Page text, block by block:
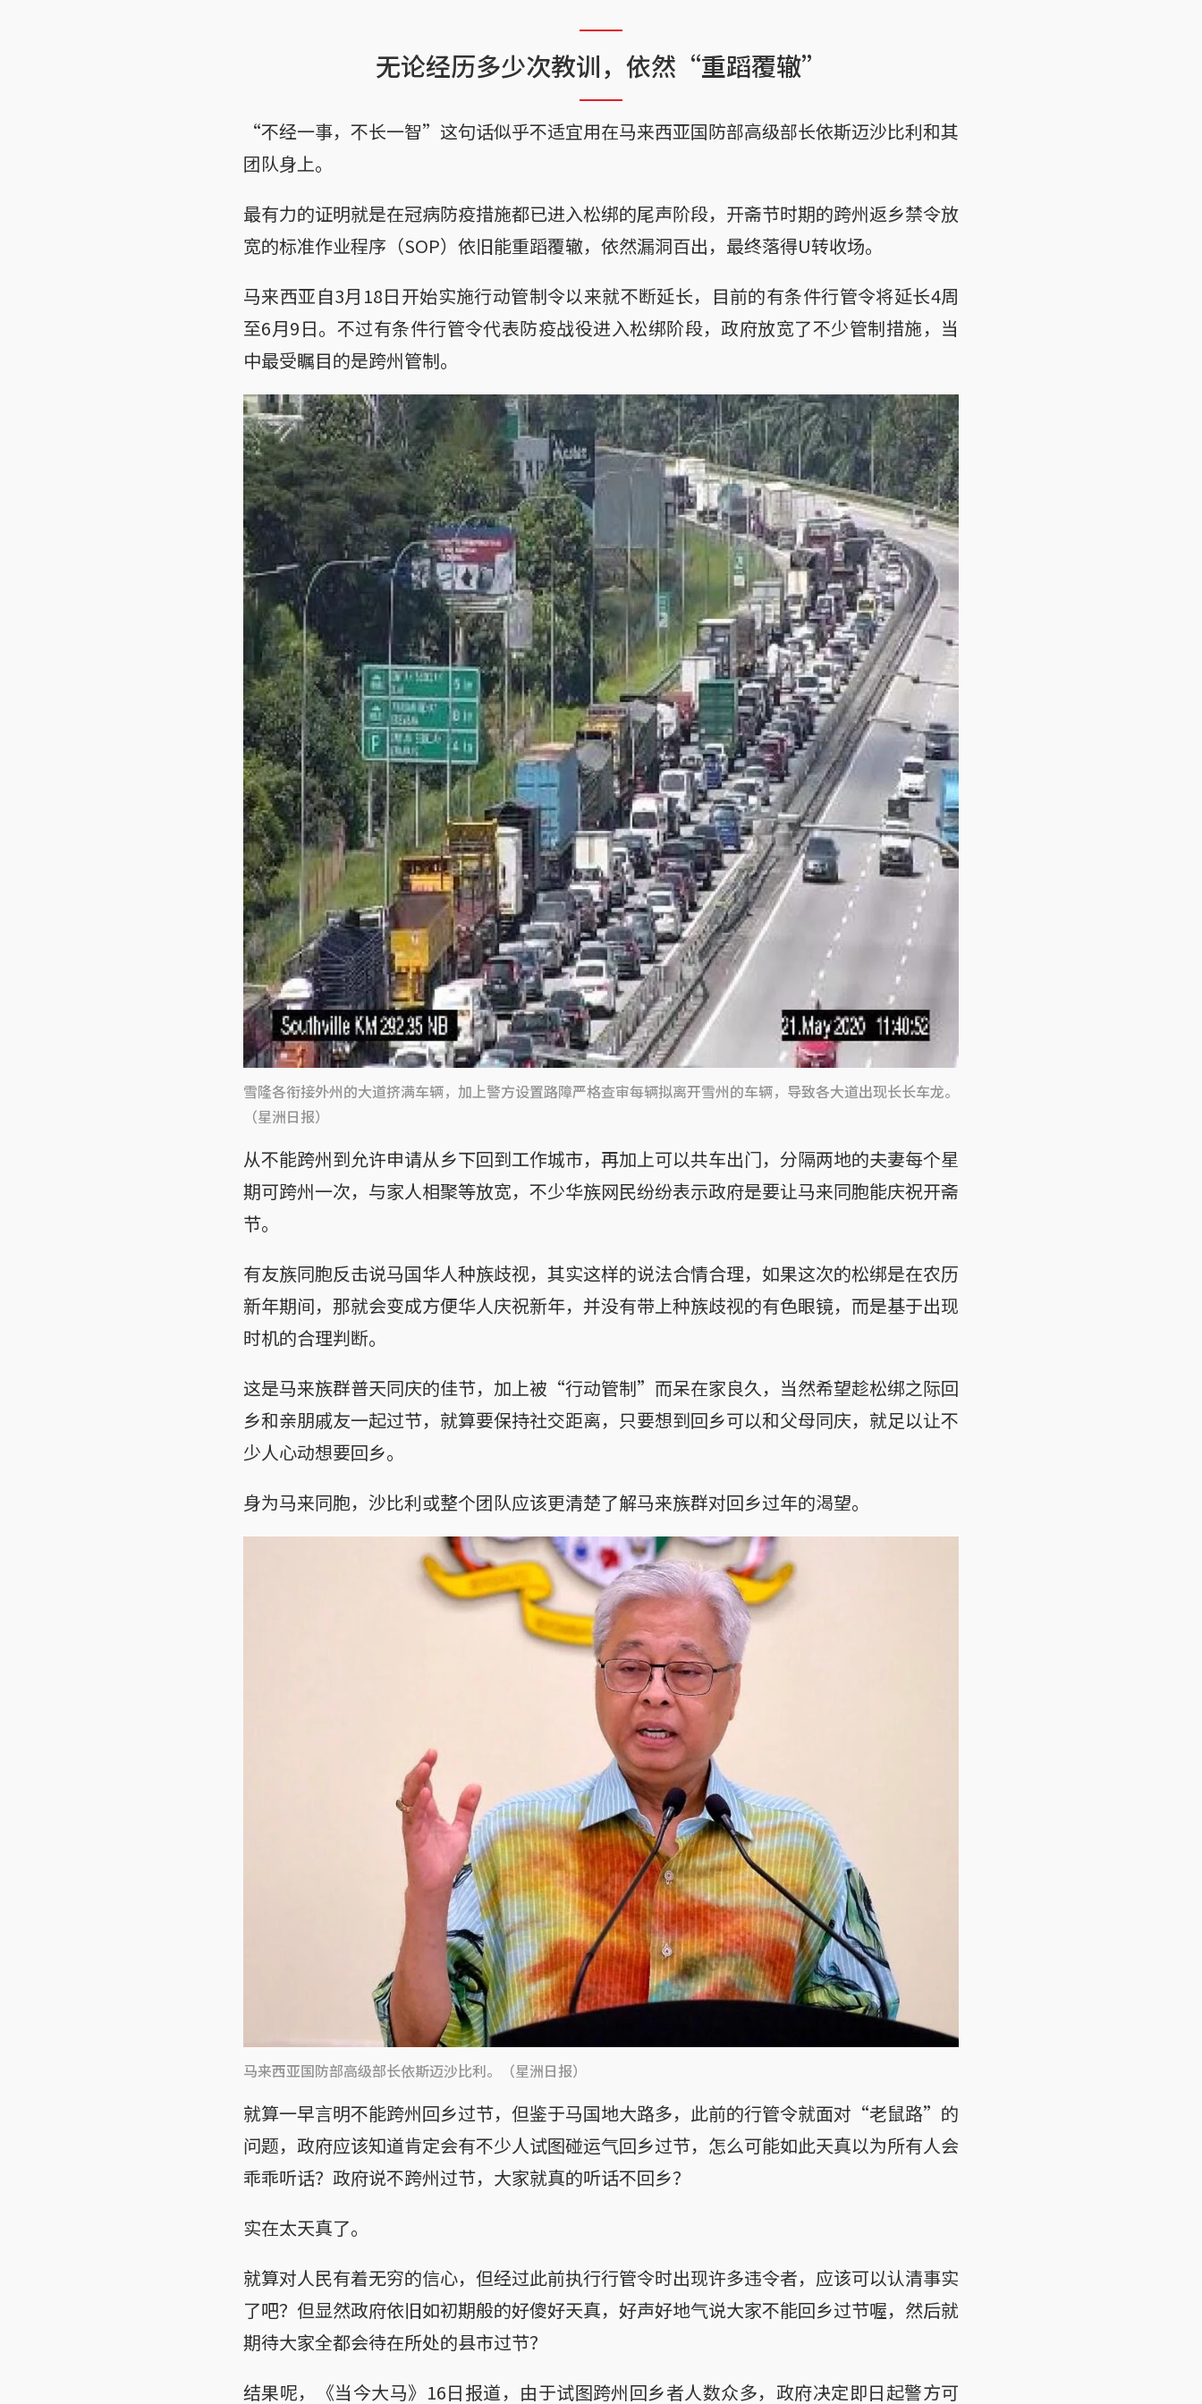
无论经历多少次教训，依然“重蹈覆辙”
“不经一事，不长一智”这句话似乎不适宜用在马来西亚国防部高级部长依斯迈沙比利和其
团队身上。
最有力的证明就是在冠病防疫措施都已进入松绑的尾声阶段，开斋节时期的跨州返乡禁令放
宽的标准作业程序（SOP）依旧能重蹈覆辙，依然漏洞百出，最终落得U转收场。
马来西亚自3月18日开始实施行动管制令以来就不断延长，目前的有条件行管令将延长4周
至6月9日。不过有条件行管令代表防疫战役进入松绑阶段，政府放宽了不少管制措施，当
中最受瞩目的是跨州管制。
雪隆各衔接外州的大道挤满车辆，加上警方设置路障严格查审每辆拟离开雪州的车辆，导致各大道出现长长车龙。
（星洲日报）
从不能跨州到允许申请从乡下回到工作城市，再加上可以共车出门，分隔两地的夫妻每个星
期可跨州一次，与家人相聚等放宽，不少华族网民纷纷表示政府是要让马来同胞能庆祝开斋
节。
有友族同胞反击说马国华人种族歧视，其实这样的说法合情合理，如果这次的松绑是在农历
新年期间，那就会变成方便华人庆祝新年，并没有带上种族歧视的有色眼镜，而是基于出现
时机的合理判断。
这是马来族群普天同庆的佳节，加上被“行动管制”而呆在家良久，当然希望趁松绑之际回
乡和亲朋戚友一起过节，就算要保持社交距离，只要想到回乡可以和父母同庆，就足以让不
少人心动想要回乡。
身为马来同胞，沙比利或整个团队应该更清楚了解马来族群对回乡过年的渴望。
马来西亚国防部高级部长依斯迈沙比利。（星洲日报）
就算一早言明不能跨州回乡过节，但鉴于马国地大路多，此前的行管令就面对“老鼠路”的
问题，政府应该知道肯定会有不少人试图碰运气回乡过节，怎么可能如此天真以为所有人会
乖乖听话？政府说不跨州过节，大家就真的听话不回乡？
实在太天真了。
就算对人民有着无穷的信心，但经过此前执行行管令时出现许多违令者，应该可以认清事实
了吧？但显然政府依旧如初期般的好傻好天真，好声好地气说大家不能回乡过节喔，然后就
期待大家全都会待在所处的县市过节？
结果呢，《当今大马》16日报道，由于试图跨州回乡者人数众多，政府决定即日起警方可